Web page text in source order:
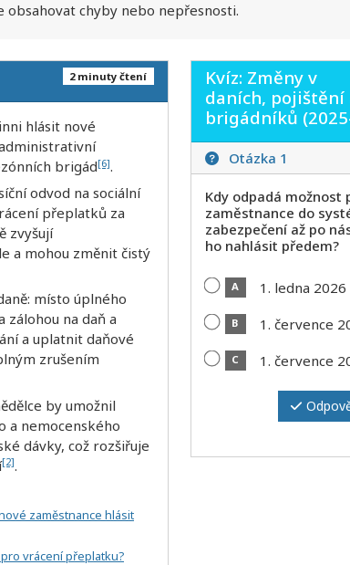
obsahovat chyby nebo nepřesnosti.
2 minuty čtení
hlásit nové
brigád[6].
odvod na sociální
přeplatků za
zvyšují
a mohou změnit čistý
místo úplného
na daň a
a uplatnit daňové
zrušením
by umožnil
a nemocenského
dávky, což rozšiřuje
[2].
zaměstnance hlásit
vrácení přeplatku?
Kvíz: Změny v
daních, pojištění
brigádníků
Otázka 1
Kdy odpadá možnost
zaměstnance do
zabezpečení až po
ho nahlásit předem?
A 1. ledna 2026
B 1. července
C 1. července